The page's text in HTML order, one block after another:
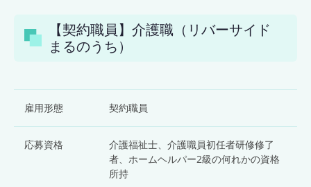
【契約職員】介護職（リバーサイド
まるのうち）
雇用形態 契約職員
応募資格
介護福祉士、介護職員初任者研修修了
者、ホームヘルパー2級の何れかの資格
所持